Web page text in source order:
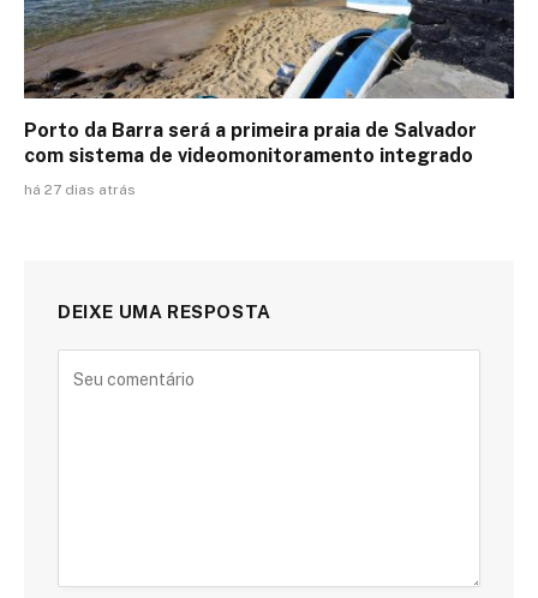
Porto da Barra será a primeira praia de Salvador
com sistema de videomonitoramento integrado
há 27 dias atrás
DEIXE UMA RESPOSTA